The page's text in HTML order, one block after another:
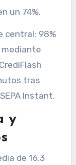
un 74%.
central: 98%
tras
Instant.
y
de 16.3